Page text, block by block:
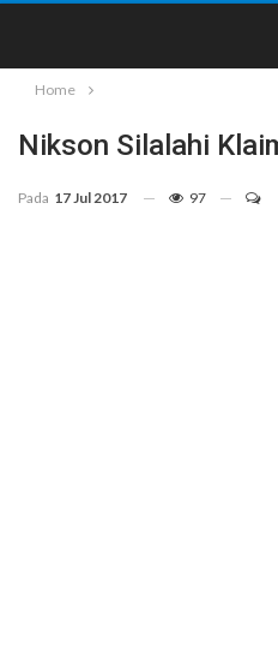
Home
Nikson Silalahi
Pada 17 Jul 2017 97